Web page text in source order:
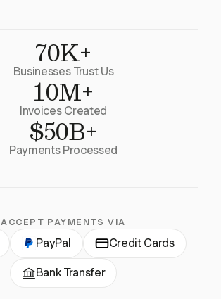
70K+
Businesses Trust Us
10M+
Invoices Created
$50B+
Payments Processed
ACCEPT PAYMENTS VIA
PayPal Credit Cards
Bank Transfer